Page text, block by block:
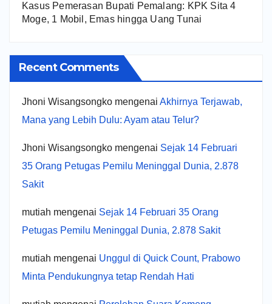
Kasus Pemerasan Bupati Pemalang: KPK Sita 4
Moge, 1 Mobil, Emas hingga Uang Tunai
Recent Comments
Jhoni Wisangsongko mengenai Akhirnya Terjawab,
Mana yang Lebih Dulu: Ayam atau Telur?
Jhoni Wisangsongko mengenai Sejak 14 Februari
35 Orang Petugas Pemilu Meninggal Dunia, 2.878
Sakit
mutiah mengenai Sejak 14 Februari 35 Orang
Petugas Pemilu Meninggal Dunia, 2.878 Sakit
mutiah mengenai Unggul di Quick Count, Prabowo
Minta Pendukungnya tetap Rendah Hati